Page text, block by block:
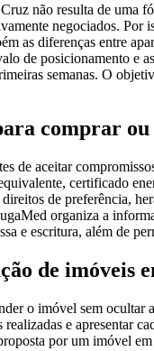
não resulta de uma
negociados.
as diferenças entre
de posicionamento e
semanas. O
comprar
de aceitar
certificado
de preferência,
organiza a
e escritura, além de
de imóveis
o imóvel sem ocultar
realizadas e
por um imóvel